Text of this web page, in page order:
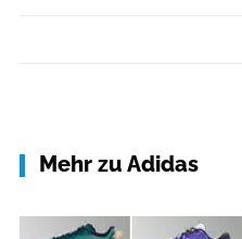
Mehr zu Adidas